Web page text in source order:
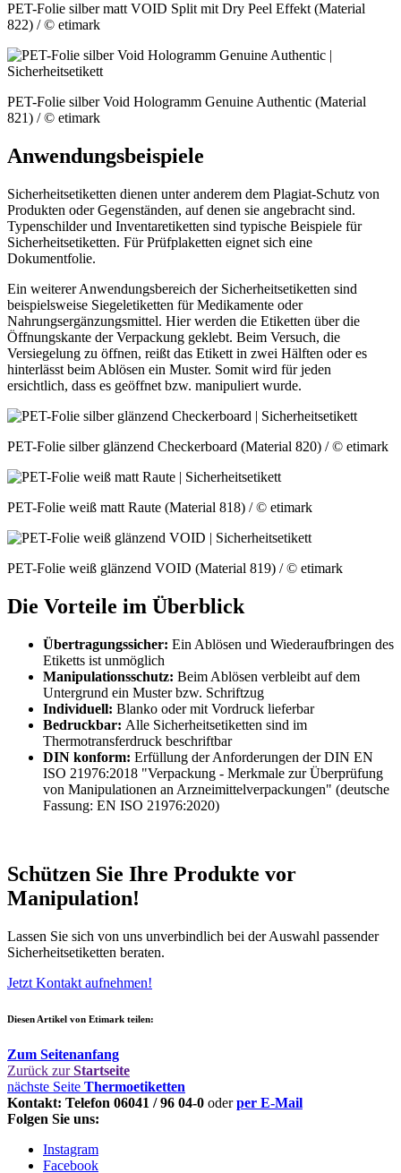
PET-Folie silber matt VOID Split mit Dry Peel Effekt (Material
822) / © etimark
PET-Folie silber Void Hologramm Genuine Authentic (Material
821) / © etimark
Anwendungsbeispiele
Sicherheitsetiketten dienen unter anderem dem Plagiat-Schutz von
Produkten oder Gegenständen, auf denen sie angebracht sind.
Typenschilder und Inventaretiketten sind typische Beispiele für
Sicherheitsetiketten. Für Prüfplaketten eignet sich eine
Dokumentfolie.
Ein weiterer Anwendungsbereich der Sicherheitsetiketten sind
beispielsweise Siegeletiketten für Medikamente oder
Nahrungsergänzungsmittel. Hier werden die Etiketten über die
Öffnungskante der Verpackung geklebt. Beim Versuch, die
Versiegelung zu öffnen, reißt das Etikett in zwei Hälften oder es
hinterlässt beim Ablösen ein Muster. Somit wird für jeden
ersichtlich, dass es geöffnet bzw. manipuliert wurde.
PET-Folie silber glänzend Checkerboard (Material 820) / © etimark
PET-Folie weiß matt Raute (Material 818) / © etimark
PET-Folie weiß glänzend VOID (Material 819) / © etimark
Die Vorteile im Überblick
Übertragungssicher: Ein Ablösen und Wiederaufbringen des
Etiketts ist unmöglich
Manipulationsschutz: Beim Ablösen verbleibt auf dem
Untergrund ein Muster bzw. Schriftzug
Individuell: Blanko oder mit Vordruck lieferbar
Bedruckbar: Alle Sicherheitsetiketten sind im
Thermotransferdruck beschriftbar
DIN konform: Erfüllung der Anforderungen der DIN EN
ISO 21976:2018 "Verpackung - Merkmale zur Überprüfung
von Manipulationen an Arzneimittelverpackungen" (deutsche
Fassung: EN ISO 21976:2020)
Schützen Sie Ihre Produkte vor
Manipulation!
Lassen Sie sich von uns unverbindlich bei der Auswahl passender
Sicherheitsetiketten beraten.
Jetzt Kontakt aufnehmen!
Diesen Artikel von Etimark teilen:
Zum Seitenanfang
Zurück zurStartseite
nächste Seite Thermoetiketten
Kontakt: Telefon 06041 / 96 04-0 oderper E-Mail
Folgen Sie uns:
Instagram
Facebook